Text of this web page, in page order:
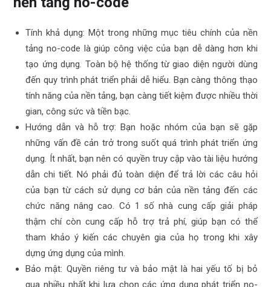
Tính khả dụng: Một trong những mục tiêu chính của nền
tảng no-code là giúp công việc của bạn dễ dàng hơn khi
tạo ứng dụng. Toàn bộ hệ thống từ giao diện người dùng
đến quy trình phát triển phải dễ hiểu. Bạn càng thông thạo
tính năng của nền tảng, bạn càng tiết kiệm được nhiều thời
gian, công sức và tiền bạc.
Hướng dẫn và hỗ trợ: Bạn hoặc nhóm của bạn sẽ gặp
những vấn đề cản trở trong suốt quá trình phát triển ứng
dụng. Ít nhất, bạn nên có quyền truy cập vào tài liệu hướng
dẫn chi tiết. Nó phải đủ toàn diện để trả lời các câu hỏi
của bạn từ cách sử dụng cơ bản của nền tảng đến các
chức năng nâng cao. Có 1 số nhà cung cấp giải pháp
thậm chí còn cung cấp hỗ trợ trả phí, giúp bạn có thể
tham khảo ý kiến ​​các chuyên gia của họ trong khi xây
dựng ứng dụng của mình.
Bảo mật: Quyền riêng tư và bảo mật là hai yếu tố bị bỏ
qua nhiều nhất khi lựa chọn các ứng dụng phát triển no-